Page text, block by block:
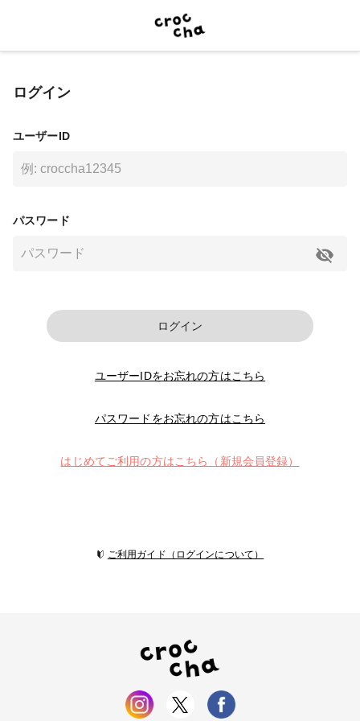
ログイン
ユーザーID
パスワード
ログイン
ユーザーIDをお忘れの方はこちら
パスワードをお忘れの方はこちら
はじめてご利用の方はこちら（新規会員登録）
ご利用ガイド（ログインについて）